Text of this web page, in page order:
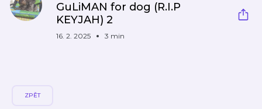
GuLiMAN for dog (R.I.P
KEYJAH) 2
16. 2. 2025 3 min
ZPĚT